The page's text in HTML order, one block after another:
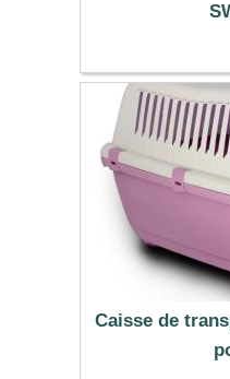
Caisse de